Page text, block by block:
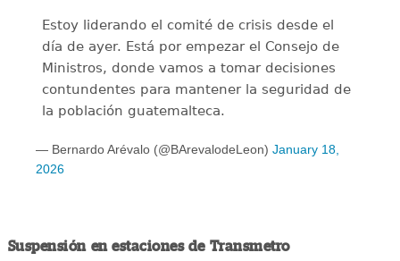
Estoy liderando el comité de crisis desde el
día de ayer. Está por empezar el Consejo de
Ministros, donde vamos a tomar decisiones
contundentes para mantener la seguridad de
la población guatemalteca.
— Bernardo Arévalo (@BArevalodeLeon) January 18,
2026
Suspensión en estaciones de Transmetro